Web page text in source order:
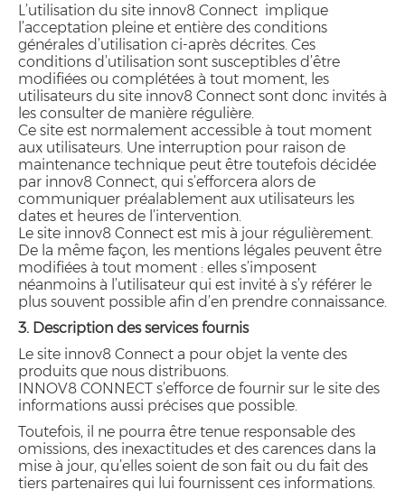
L’utilisation du site innov8 Connect implique
l’acceptation pleine et entière des conditions
générales d’utilisation ci-après décrites. Ces
conditions d’utilisation sont susceptibles d’être
modifiées ou complétées à tout moment, les
utilisateurs du site innov8 Connect sont donc invités à
les consulter de manière régulière.
Ce site est normalement accessible à tout moment
aux utilisateurs. Une interruption pour raison de
maintenance technique peut être toutefois décidée
par innov8 Connect, qui s’efforcera alors de
communiquer préalablement aux utilisateurs les
dates et heures de l’intervention.
Le site innov8 Connect est mis à jour régulièrement.
De la même façon, les mentions légales peuvent être
modifiées à tout moment : elles s’imposent
néanmoins à l’utilisateur qui est invité à s’y référer le
plus souvent possible afin d’en prendre connaissance.
3. Description des services fournis
Le site innov8 Connect a pour objet la vente des
produits que nous distribuons.
INNOV8 CONNECT s’efforce de fournir sur le site des
informations aussi précises que possible.
Toutefois, il ne pourra être tenue responsable des
omissions, des inexactitudes et des carences dans la
mise à jour, qu’elles soient de son fait ou du fait des
tiers partenaires qui lui fournissent ces informations.